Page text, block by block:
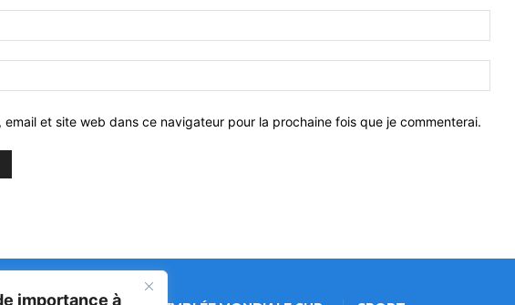
importance à
email et site web dans ce navigateur pour la prochaine fois que je commenterai.